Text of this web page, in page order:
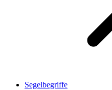
Segelbegriffe